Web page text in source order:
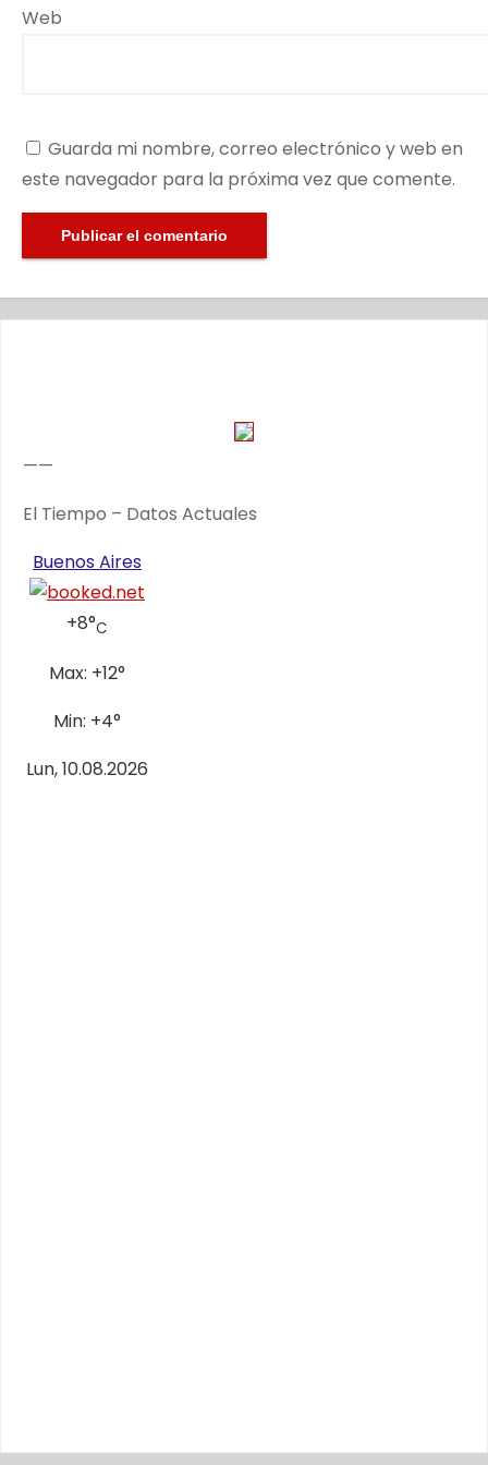
Web
Guarda mi nombre, correo electrónico y web en
este navegador para la próxima vez que comente.
——
El Tiempo – Datos Actuales
Buenos Aires
+8°C
Max: +12°
Min: +4°
Lun, 10.08.2026